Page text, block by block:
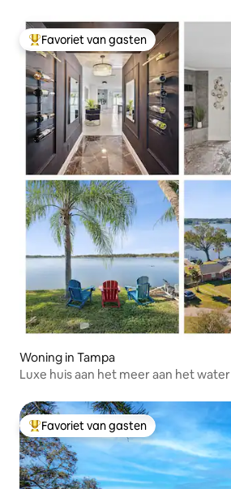
Topfavoriet van gasten
Favoriet van gasten
Woning in Tampa
Luxe huis aan het meer aan het water
Topfavoriet van gasten
Favoriet van gasten